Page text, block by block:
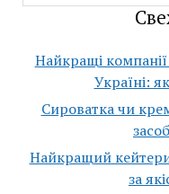
Найкращі
Україні:
Сироватка чи
Найкращий
за